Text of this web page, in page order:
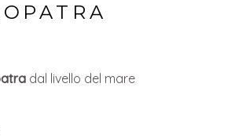
dal livello del mare